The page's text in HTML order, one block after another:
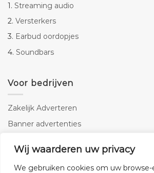
Wij waarderen uw privacy
We gebruiken cookies om uw
1. Streaming audio
2. Versterkers
3. Earbud oordopjes
4. Soundbars
Voor bedrijven
Zakelijk Adverteren
Banner advertenties
SEO copywriting